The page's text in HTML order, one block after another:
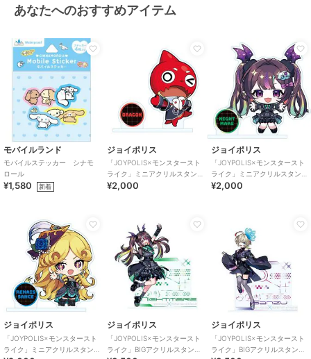
あなたへのおすすめアイテム
モバイルランド
モバイルステッカー シナモ
ロール
¥1,580 新着
ジョイポリス
「JOYPOLIS×モンスタースト
ライク」ミニアクリルスタン
ド オラゴン
¥2,000
ジョイポリス
「JOYPOLIS×モンスタースト
ライク」ミニアクリルスタン
ド ナイトメア
¥2,000
ジョイポリス
「JOYPOLIS×モンスタースト
ライク」ミニアクリルスタン
ジョイポリス
「JOYPOLIS×モンスタースト
ライク」BIGアクリルスタンド
ジョイポリス
「JOYPOLIS×モンスタースト
ライク」BIGアクリルスタンド